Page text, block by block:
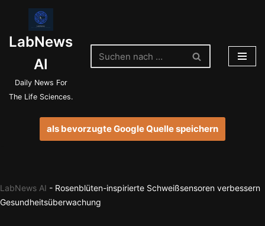
Inhalt
springen
LabNews
AI
Daily News For
The Life Sciences.
als bevorzugte Google Quelle speichern
LabNews AI - Rosenblüten-inspirierte Schweißsensoren verbessern
Gesundheitsüberwachung